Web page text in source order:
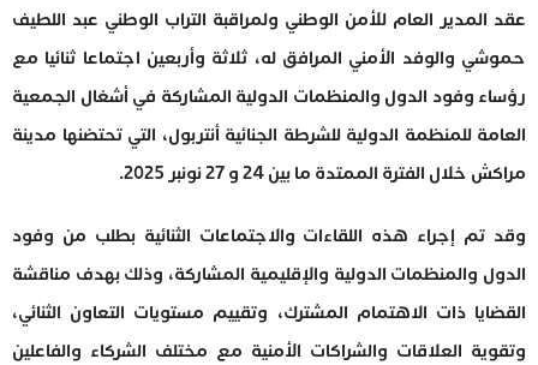
عقد المدير العام للأمن الوطني ولمراقبة التراب الوطني عبد اللطيف
حموشي والوفد الأمني المرافق له، ثلاثة وأربعين اجتماعا ثنائيا مع
رؤساء وفود الدول والمنظمات الدولية المشاركة في أشغال الجمعية
العامة للمنظمة الدولية للشرطة الجنائية أنتربول، التي تحتضنها مدينة
مراكش خلال الفترة الممتدة ما بين 24 و 27 نونبر 2025.
وقد تم إجراء هذه اللقاءات والاجتماعات الثنائية بطلب من وفود
الدول والمنظمات الدولية والإقليمية المشاركة، وذلك بهدف مناقشة
القضايا ذات الاهتمام المشترك، وتقييم مستويات التعاون الثنائي،
وتقوية العلاقات والشراكات الأمنية مع مختلف الشركاء والفاعلين